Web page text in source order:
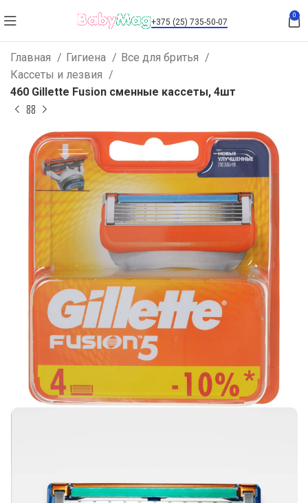
+375 (25) 735-50-07
0
Главная Гигиена
Все для бритья
Кассеты и лезвия
460 Gillette Fusion сменные кассеты, 4шт